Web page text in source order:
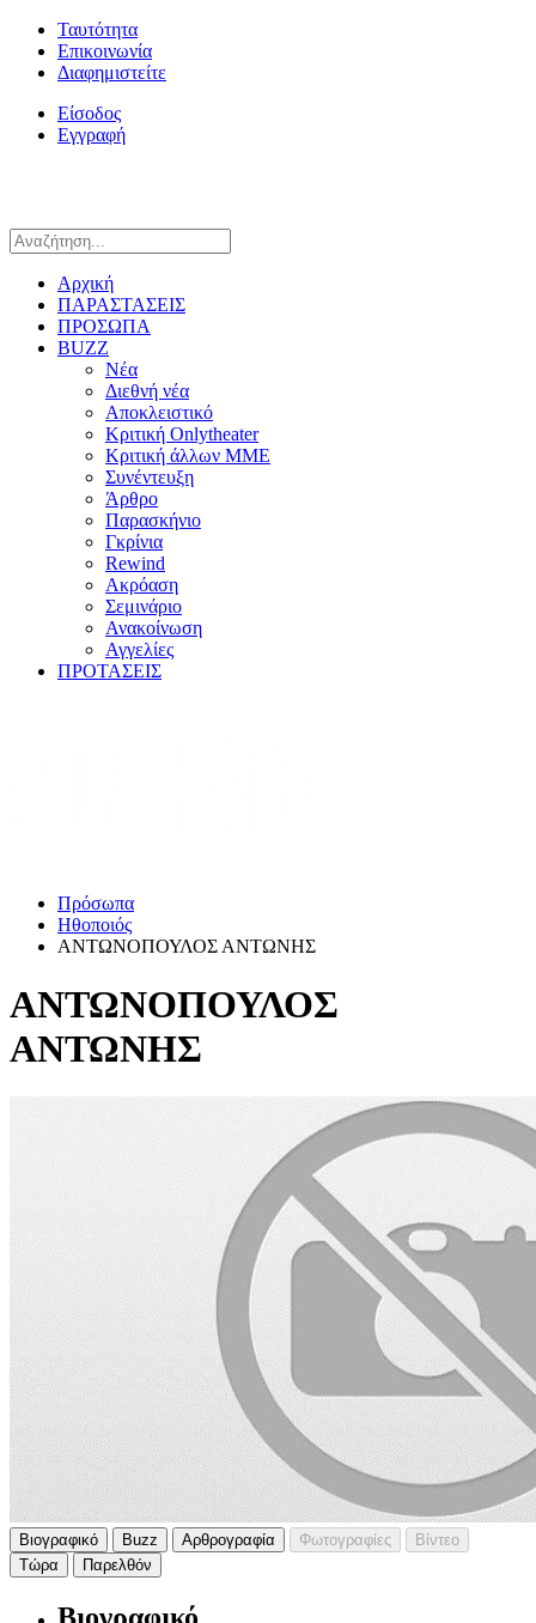
Ταυτότητα
Επικοινωνία
Διαφημιστείτε
Είσοδος
Εγγραφή
Αρχική
ΠΑΡΑΣΤΑΣΕΙΣ
ΠΡΟΣΩΠΑ
BUZZ
Νέα
Διεθνή νέα
Αποκλειστικό
Κριτική Onlytheater
Κριτική άλλων ΜΜΕ
Συνέντευξη
Άρθρο
Παρασκήνιο
Γκρίνια
Rewind
Ακρόαση
Σεμινάριο
Ανακοίνωση
Αγγελίες
ΠΡΟΤΑΣΕΙΣ
Πρόσωπα
Ηθοποιός
ΑΝΤΩΝΟΠΟΥΛΟΣ ΑΝΤΩΝΗΣ
ΑΝΤΩΝΟΠΟΥΛΟΣ
ΑΝΤΩΝΗΣ
Βιογραφικό Buzz Αρθρογραφία Φωτογραφίες
Βίντεο
Τώρα
Παρελθόν